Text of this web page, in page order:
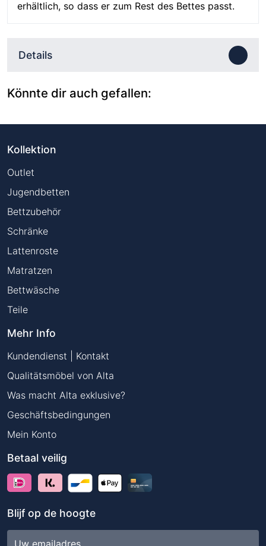
erhältlich, so dass er zum Rest des Bettes passt.
Details
Könnte dir auch gefallen:
Kollektion
Outlet
Jugendbetten
Bettzubehör
Schränke
Lattenroste
Matratzen
Bettwäsche
Teile
Mehr Info
Kundendienst | Kontakt
Qualitätsmöbel von Alta
Was macht Alta exklusive?
Geschäftsbedingungen
Mein Konto
Betaal veilig
Blijf op de hoogte